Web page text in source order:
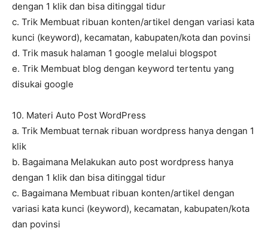
dengan 1 klik dan bisa ditinggal tidur
c. Trik Membuat ribuan konten/artikel dengan variasi kata
kunci (keyword), kecamatan, kabupaten/kota dan povinsi
d. Trik masuk halaman 1 google melalui blogspot
e. Trik Membuat blog dengan keyword tertentu yang
disukai google
10. Materi Auto Post WordPress
a. Trik Membuat ternak ribuan wordpress hanya dengan 1
klik
b. Bagaimana Melakukan auto post wordpress hanya
dengan 1 klik dan bisa ditinggal tidur
c. Bagaimana Membuat ribuan konten/artikel dengan
variasi kata kunci (keyword), kecamatan, kabupaten/kota
dan povinsi